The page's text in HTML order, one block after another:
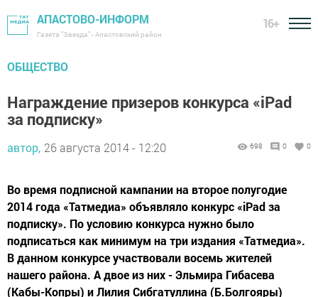
АПАСТОВО-ИНФОРМ
Газета "Звезда" - Апастовский район
16+
ОБЩЕСТВО
Награждение призеров конкурса «iPad
за подписку»
автор, 26 августа 2014 - 12:20 698 0 0
Во время подписной кампании на второе полугодие
2014 года «Татмедиа» объявляло конкурс «iPad за
подписку». По условию конкурса нужно было
подписаться как минимум на три издания «Татмедиа».
В данном конкурсе участвовали восемь жителей
нашего района. А двое из них - Эльмира Гибасева
(Кабы-Копры) и Лилия Сибгатуллина (Б.Болгояры)